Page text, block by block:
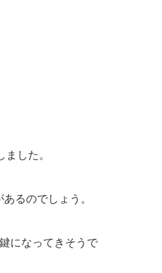
した。
るのでしょう。
になってきそうで